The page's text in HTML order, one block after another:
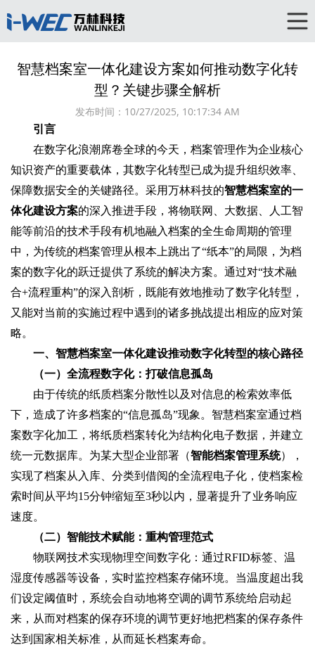
智慧档案室一体化建设方案如何推动数字化转
型？关键步骤全解析
发布时间： 10/27/2025, 10:17:34 AM
引言
在数字化浪潮席卷全球的今天，档案管理作为企业核心
知识资产的重要载体，其数字化转型已成为提升组织效率、
保障数据安全的关键路径。采用万林科技的智慧档案室的一
体化建设方案的深入推进手段，将物联网、大数据、人工智
能等前沿的技术手段有机地融入档案的全生命周期的管理
中，为传统的档案管理从根本上跳出了“纸本”的局限，为档
案的数字化的跃迁提供了系统的解决方案。通过对“技术融
合+流程重构”的深入剖析，既能有效地推动了数字化转型，
又能对当前的实施过程中遇到的诸多挑战提出相应的应对策
略。
一、智慧档案室一体化建设推动数字化转型的核心路径
（一）全流程数字化：打破信息孤岛
由于传统的纸质档案分散性以及对信息的检索效率低
下，造成了许多档案的“信息孤岛”现象。智慧档案室通过档
案数字化加工，将纸质档案转化为结构化电子数据，并建立
统一元数据库。为某大型企业部署（智能档案管理系统），
实现了档案从入库、分类到借阅的全流程电子化，使档案检
索时间从平均15分钟缩短至3秒以内，显著提升了业务响应
速度。
（二）智能技术赋能：重构管理范式
物联网技术实现物理空间数字化：通过RFID标签、温
湿度传感器等设备，实时监控档案存储环境。当温度超出我
们设定阈值时，系统会自动地将空调的调节系统给启动起
来，从而对档案的保存环境的调节更好地把档案的保存条件
达到国家相关标准，从而延长档案寿命。